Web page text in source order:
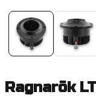
Ragnarök